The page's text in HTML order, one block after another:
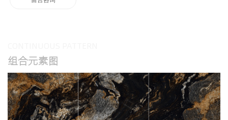
组合元素图